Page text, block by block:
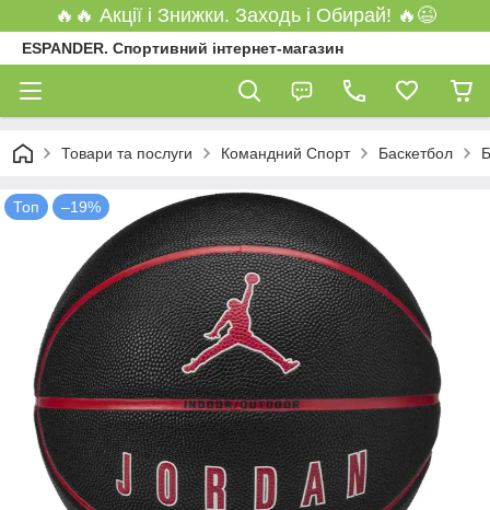
🔥🔥 Акції і Знижки. Заходь і Обирай! 🔥😉
ESPANDER. Спортивний інтернет-магазин
Товари та послуги Командний Спорт Баскетбол
Топ –19%